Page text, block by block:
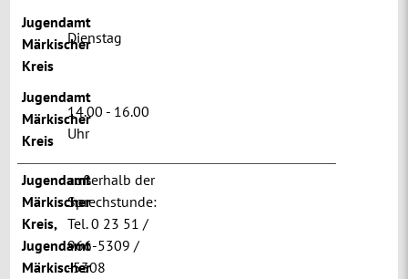
Jugendamt
Märkischer
Kreis
Dienstag
Jugendamt
Märkischer
Kreis
14.00 - 16.00
Uhr
Jugendamt
Märkischer
Kreis,
Jugendamt
Märkischer
außerhalb der
Sprechstunde:
Tel. 0 23 51 /
966-5309 /
-5308